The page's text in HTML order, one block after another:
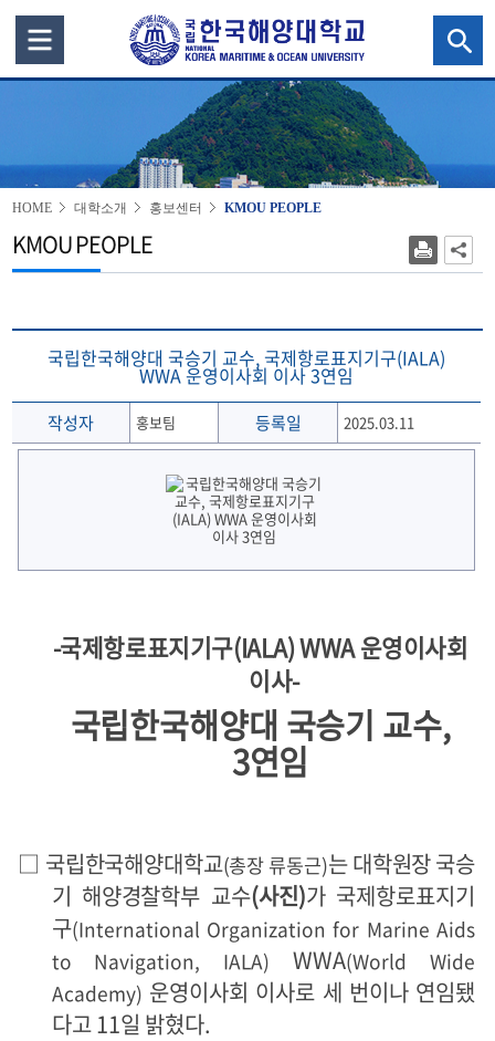
HOME 대학소개 홍보센터 KMOU PEOPLE
KMOU PEOPLE
국립한국해양대 국승기 교수, 국제항로표지기구(IALA)
WWA 운영이사회 이사 3연임
작성자 홍보팀 등록일 2025.03.11
-국제항로표지기구(IALA) WWA 운영이사회
이사-
국립한국해양대 국승기 교수,
3연임
□ 국립한국해양대학교(총장 류동근)는 대학원장 국승
기 해양경찰학부 교수(사진)가 국제항로표지기
구(International Organization for Marine Aids
to Navigation, IALA)
WWA(World Wide
Academy) 운영이사회 이사로 세 번이나 연임됐
다고11일 밝혔다.